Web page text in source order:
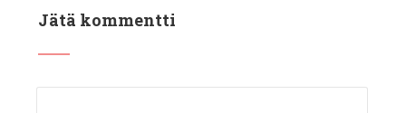
Jätä kommentti